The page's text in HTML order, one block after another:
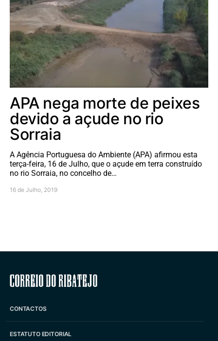
APA nega morte de peixes
devido a açude no rio
Sorraia
A Agência Portuguesa do Ambiente (APA) afirmou esta
terça-feira, 16 de Julho, que o açude em terra construído
no rio Sorraia, no concelho de…
16 de Julho, 2019
Correio do Ribatejo
CONTACTOS
ESTATUTO EDITORIAL